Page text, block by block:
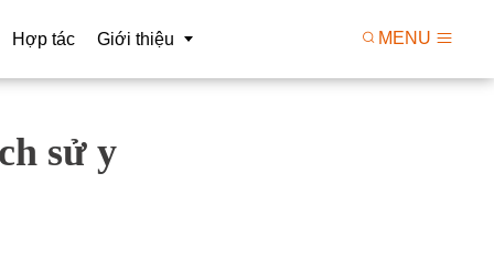
Hợp tác Giới thiệu MENU
sử y